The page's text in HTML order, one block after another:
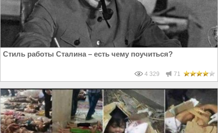
Стиль работы Сталина – есть чему поучиться?
4 329 71